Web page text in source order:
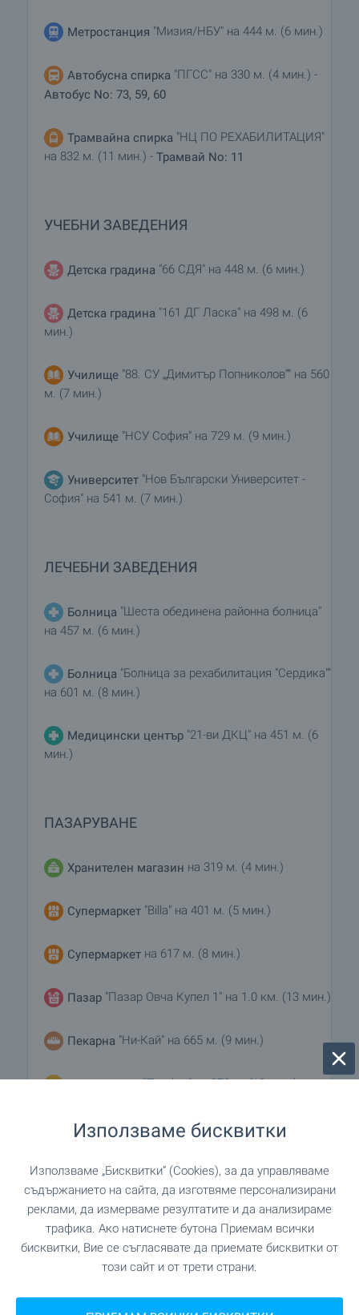
Метростанция "Мизия/НБУ" на 444 м. (6 мин.)
Автобусна спирка "ПГСС" на 330 м. (4 мин.) -
Автобус No: 73, 59, 60
Трамвайна спирка "НЦ ПО РЕХАБИЛИТАЦИЯ"
на 832 м. (11 мин.) - Трамвай No: 11
УЧЕБНИ ЗАВЕДЕНИЯ
Детска градина "66 СДЯ" на 448 м. (6 мин.)
Детска градина "161 ДГ Ласка" на 498 м. (6
мин.)
Училище "88. СУ „Димитър Попниколов“" на 560
м. (7 мин.)
Училище "НСУ София" на 729 м. (9 мин.)
Университет "Нов Български Университет -
София" на 541 м. (7 мин.)
ЛЕЧЕБНИ ЗАВЕДЕНИЯ
Болница "Шеста обединена районна болница"
на 457 м. (6 мин.)
Болница "Болница за рехабилитация "Сердика""
на 601 м. (8 мин.)
Медицински център "21-ви ДКЦ" на 451 м. (6
мин.)
ПАЗАРУВАНЕ
Хранителен магазин на 319 м. (4 мин.)
Супермаркет "Billa" на 401 м. (5 мин.)
Супермаркет на 617 м. (8 мин.)
Пазар "Пазар Овча Купел 1" на 1.0 км. (13 мин.)
Пекарна "Ни-Кай" на 665 м. (9 мин.)
Зоо магазин"Flambar" на 978 м. (12 мин.)
Мол"Търговски център Овча купел" на 1.2 км.
УСЛУГИ
"Банка ДСК" на 652 м. (8 мин.)
"Централна Кооперативна Банка" на 821
Използваме бисквитки
Използваме „Бисквитки“ (Cookies), за да управляваме
съдържанието на сайта, да изготвяме персонализирани
реклами, да измерваме резултатите и да анализираме
трафика. Ако натиснете бутона Приемам всички
бисквитки, Вие се съгласявате да приемате бисквитки от
този сайт и от трети страни.